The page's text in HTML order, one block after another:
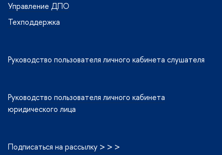
Управление ДПО
Техподдержка
Руководство пользователя личного кабинета слушателя
Руководство пользователя личного кабинета
юридического лица
Подписаться на рассылку > > >